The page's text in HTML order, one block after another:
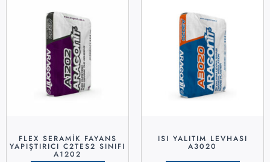
FLEX SERAMİK FAYANS
YAPIŞTIRICI C2TES2 SINIFI
A1202
ISI YALITIM LEVHASI
A3020